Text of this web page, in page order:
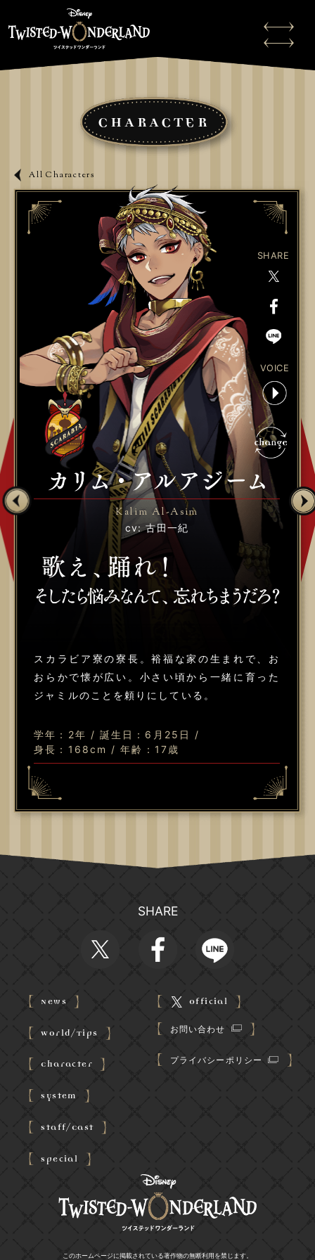
CHARACTER
All Characters
Kalim Al-Asim
cv: 古田一紀
スカラビア寮の寮長。裕福な家の生まれで、お
おらかで懐が広い。小さい頃から一緒に育った
ジャミルのことを頼りにしている。
学年：2年 / 誕生日：6月25日 /
身長：168cm / 年齢：17歳
VOICE
SHARE
News
World/Tips
Character
System
Staff/Cast
Special
Official
お問い合わせ
プライバシーポリシー
SHARE
このホームページに掲載されている著作物の無断利用を禁じます。